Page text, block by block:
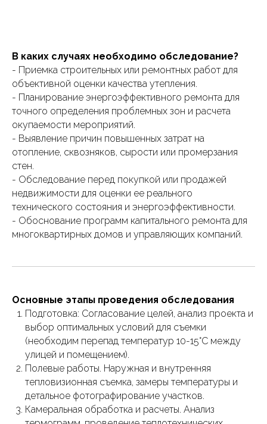
В каких случаях необходимо обследование?
- Приемка строительных или ремонтных работ для
объективной оценки качества утепления.
- Планирование энергоэффективного ремонта для
точного определения проблемных зон и расчета
окупаемости мероприятий.
- Выявление причин повышенных затрат на
отопление, сквозняков, сырости или промерзания
стен.
- Обследование перед покупкой или продажей
недвижимости для оценки ее реального
технического состояния и энергоэффективности.
- Обоснование программ капитального ремонта для
многоквартирных домов и управляющих компаний.
Основные этапы проведения обследования
Подготовка: Согласование целей, анализ проекта и
выбор оптимальных условий для съемки
(необходим перепад температур 10-15°C между
улицей и помещением).
Полевые работы. Наружная и внутренняя
тепловизионная съемка, замеры температуры и
детальное фотографирование участков.
Камеральная обработка и расчеты. Анализ